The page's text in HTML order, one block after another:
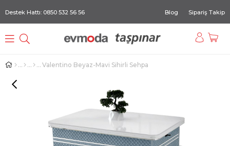
Destek Hattı: 0850 532 56 56 Blog Sipariş Takip
Valentino Beyaz-Mavi Sihirli Sehpa